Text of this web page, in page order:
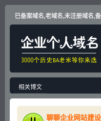
已备案域名,老域名,未注册域名,
相关博文
聊聊企业网站建